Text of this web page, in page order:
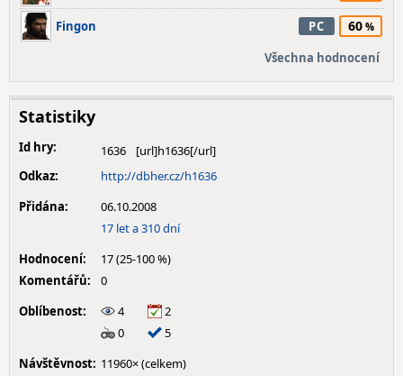
Fingon PC 60
Všechna hodnocení
Statistiky
Id hry:
1636
Odkaz:
http://dbher.cz/h1636
Přidána:
06.10.2008
17 let a 310 dní
Hodnocení:
17 (25-100 %)
Komentářů:
0
Oblíbenost:
4
2
0
5
Návštěvnost: 11960× (celkem)